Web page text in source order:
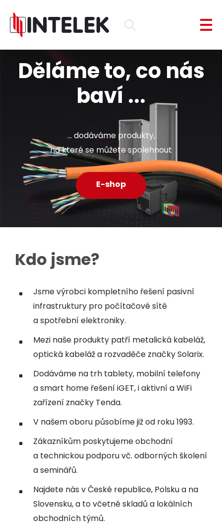
Děláme to, co nás
baví ...
... dodáváme produkty,
na které se můžete spolehnout
E-shop
Kdo jsme?
Jsme výrobci kompletního řešení pasivní
infrastruktury pro počítačové sítě
a spotřební elektroniky.
Mezi naše produkty patří metalická kabeláž,
optická kabeláž a rozvaděče značky Solarix.
Dodáváme na trh tablety, mobilní telefony
a smart home řešení iGET, i aktivní a WiFi
zařízení značky Tenda.
V našem oboru působíme již od roku 1993.
Zákazníkům poskytujeme obchodní
a technickou podporu vč. odborných školení
a seminářů.
Najdete nás v České republice, Polsku a na
Slovensku, a to včetně skladů a lokálních
obchodních týmů.